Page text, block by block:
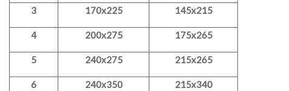
3 170x225 145x215
4 200x275 175x265
5 240x275 215x265
6 240x350 215x340